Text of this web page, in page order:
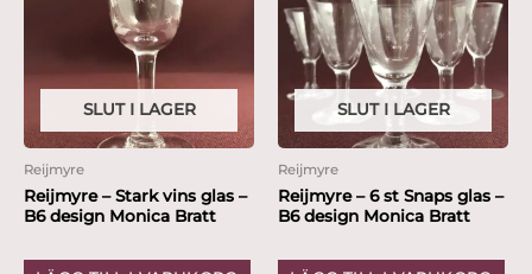
SLUT I LAGER
Reijmyre
Reijmyre – Stark vins glas –
B6 design Monica Bratt
SLUT I LAGER
Reijmyre
Reijmyre – 6 st Snaps glas –
B6 design Monica Bratt